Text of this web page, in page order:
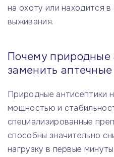
на охоту или находится
выживания.
Почему природные
заменить
Природные антисептики
мощностью и
специализированные
способны значительно
нагрузку в первые